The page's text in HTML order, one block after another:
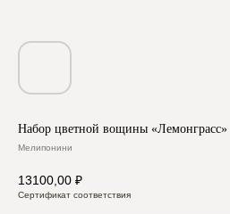
Набор цветной вощины «Лемонграсс»
Мелипонини
13100,00 ₽
Сертификат соответствия